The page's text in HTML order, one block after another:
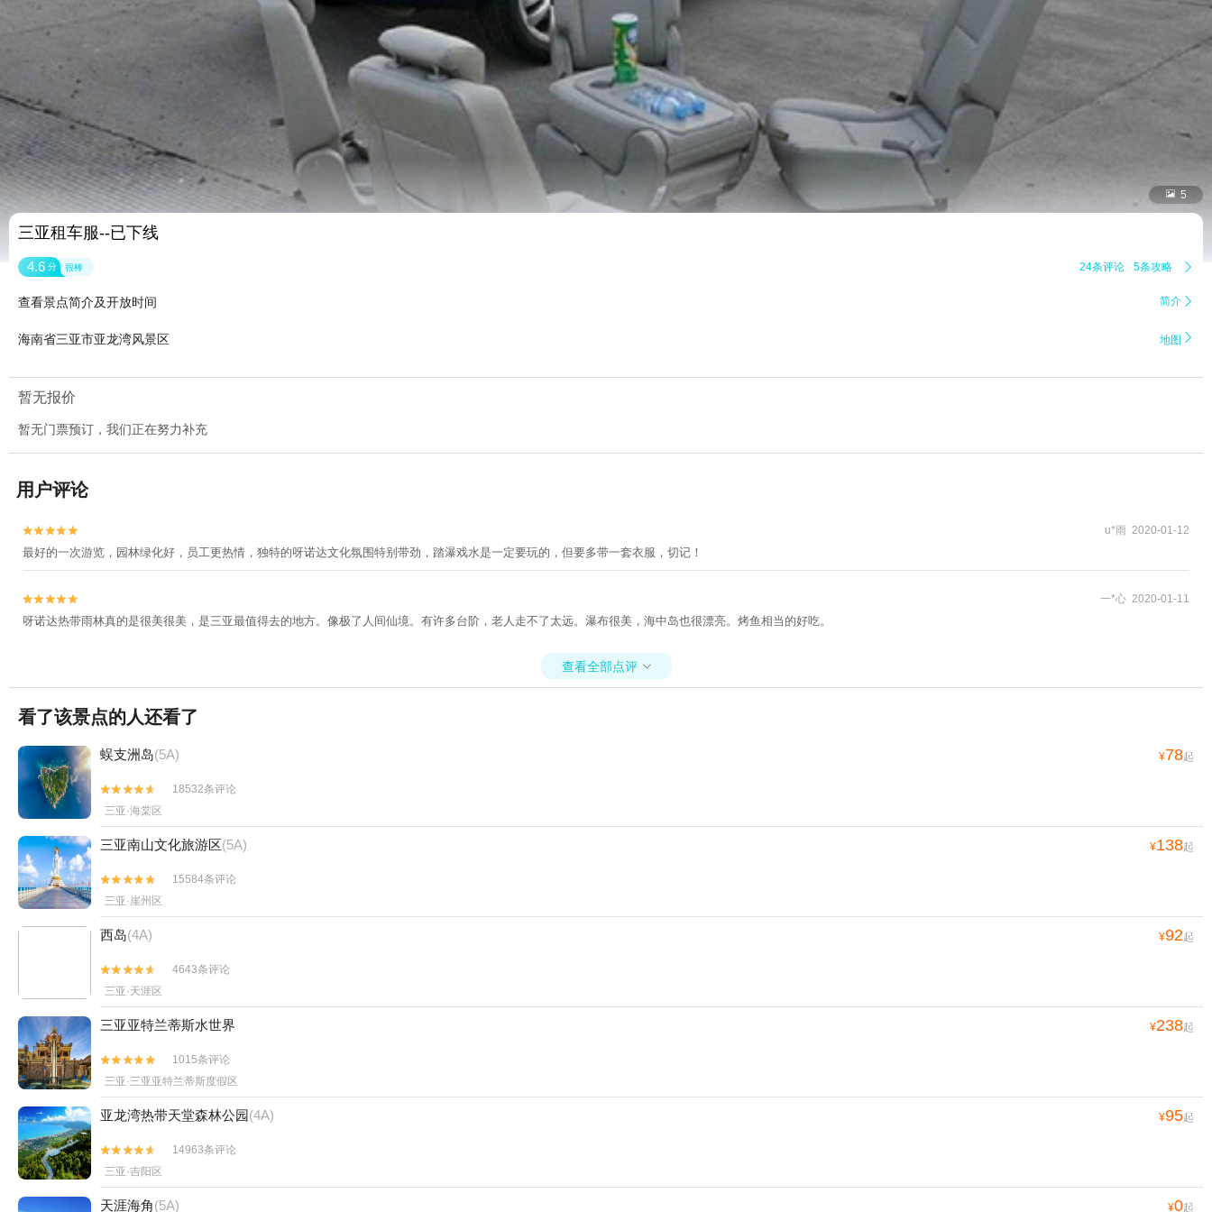
 5
三亚租车服--已下线
4.6 分 很棒 24条评论 5条攻略 
查看景点简介及开放时间 简介 
海南省三亚市亚龙湾风景区 地图 
暂无报价
暂无门票预订，我们正在努力补充
用户评论

 u*雨 2020-01-12
最好的一次游览，园林绿化好，员工更热情，独特的呀诺达文化氛围特别带劲，踏瀑戏水是一定要玩的，但要多带一套衣服，切记！

 一*心 2020-01-11
呀诺达热带雨林真的是很美很美，是三亚最值得去的地方。像极了人间仙境。有许多台阶，老人走不了太远。瀑布很美，海中岛也很漂亮。烤鱼相当的好吃。
查看全部点评 
看了该景点的人还看了
蜈支洲岛(5A) ¥78起


18532条评论
三亚·海棠区
三亚南山文化旅游区(5A) ¥138起


15584条评论
三亚·崖州区
西岛(4A) ¥92起


4643条评论
三亚·天涯区
三亚亚特兰蒂斯水世界 ¥238起


1015条评论
三亚·三亚亚特兰蒂斯度假区
亚龙湾热带天堂森林公园(4A) ¥95起


14963条评论
三亚·吉阳区
天涯海角(5A) ¥0起